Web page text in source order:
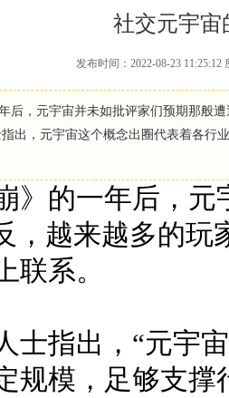
社交元宇宙
发布时间：2022-08-23
后，元宇宙并未如批评家们预期那般
出，元宇宙这个概念出圈代表着各行
的一年后，元
，越来越多的
联系。
指出，“元宇宙
规模，足够支